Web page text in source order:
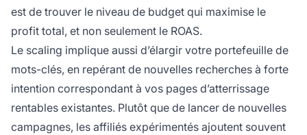
est de trouver le niveau de budget qui maximise le
profit total, et non seulement le ROAS.
Le scaling implique aussi d’élargir votre portefeuille de
mots-clés, en repérant de nouvelles recherches à forte
intention correspondant à vos pages d’atterrissage
rentables existantes. Plutôt que de lancer de nouvelles
campagnes, les affiliés expérimentés ajoutent souvent